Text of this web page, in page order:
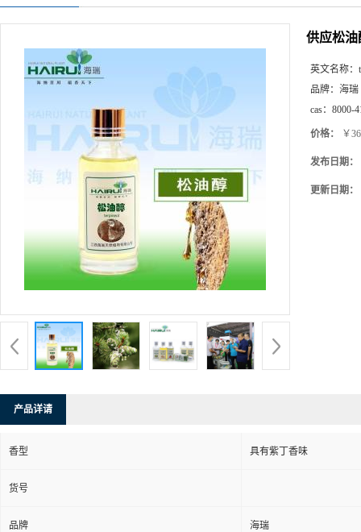
供应松油
英文名称：
品牌： 海瑞
cas： 8000-
价格： ￥
发布日期：
更新日期：
产品详请
香型 具有紫丁香味
货号
品牌 海瑞